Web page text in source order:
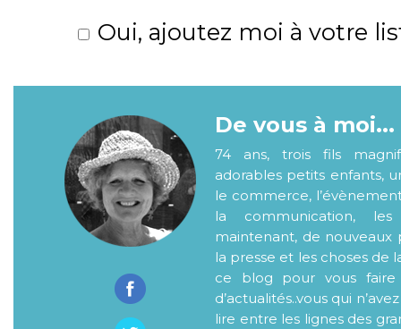
Oui, ajoutez moi à votre
De vous à moi...
74 ans, trois fils
adorables petits enfants,
le commerce,
la communication,
maintenant, de nouveaux
la presse et les choses de
ce blog pour vous faire
d’actualités..vous qui
lire entre les lignes des